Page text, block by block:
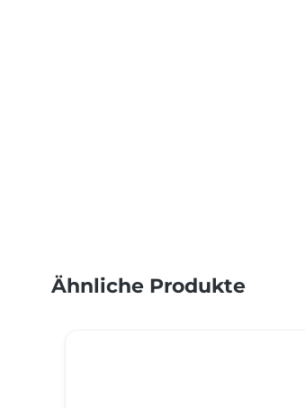
Ähnliche Produkte